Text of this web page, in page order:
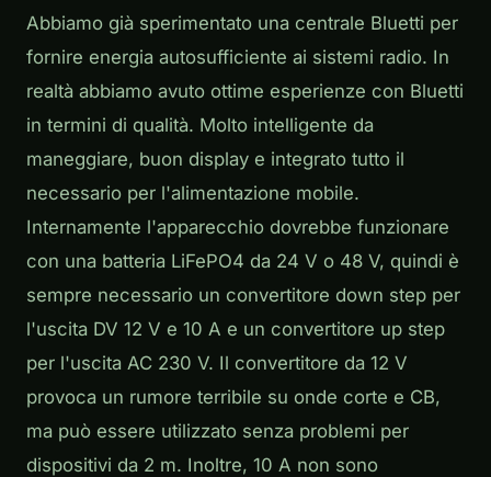
Abbiamo già sperimentato una centrale Bluetti per
fornire energia autosufficiente ai sistemi radio. In
realtà abbiamo avuto ottime esperienze con Bluetti
in termini di qualità. Molto intelligente da
maneggiare, buon display e integrato tutto il
necessario per l'alimentazione mobile.
Internamente l'apparecchio dovrebbe funzionare
con una batteria LiFePO4 da 24 V o 48 V, quindi è
sempre necessario un convertitore down step per
l'uscita DV 12 V e 10 A e un convertitore up step
per l'uscita AC 230 V. Il convertitore da 12 V
provoca un rumore terribile su onde corte e CB,
ma può essere utilizzato senza problemi per
dispositivi da 2 m. Inoltre, 10 A non sono